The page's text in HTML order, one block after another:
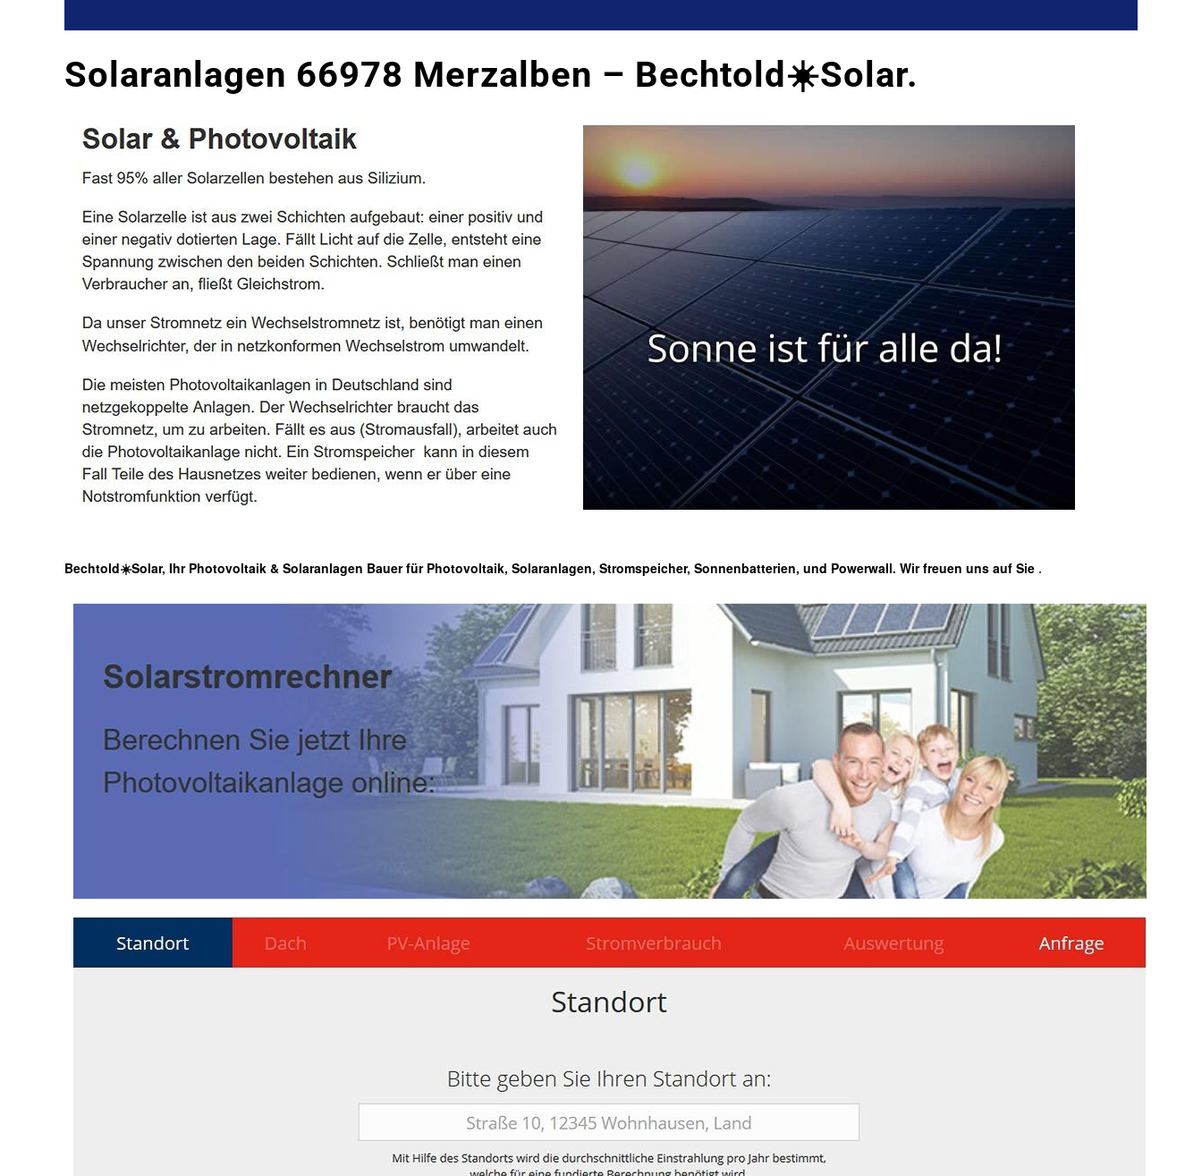
Solaranlagen 66978 Merzalben – Bechtold☀️Solar.
Bechtold☀️Solar, Ihr Photovoltaik & Solaranlagen Bauer für Photovoltaik, Solaranlagen, Stromspeicher, Sonnenbatterien, und Powerwall. Wir freuen uns auf Sie .